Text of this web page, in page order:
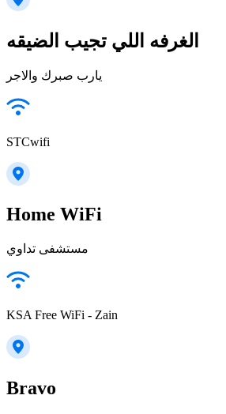
الغرفه اللي تجيب الضيقه
يارب صبرك والاجر
STCwifi
Home WiFi
مستشفى تداوي
KSA Free WiFi - Zain
Bravo